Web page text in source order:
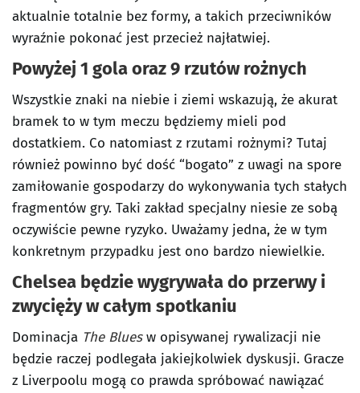
aktualnie totalnie bez formy, a takich przeciwników
wyraźnie pokonać jest przecież najłatwiej.
Powyżej 1 gola oraz 9 rzutów rożnych
Wszystkie znaki na niebie i ziemi wskazują, że akurat
bramek to w tym meczu będziemy mieli pod
dostatkiem. Co natomiast z rzutami rożnymi? Tutaj
również powinno być dość “bogato” z uwagi na spore
zamiłowanie gospodarzy do wykonywania tych stałych
fragmentów gry. Taki zakład specjalny niesie ze sobą
oczywiście pewne ryzyko. Uważamy jedna, że w tym
konkretnym przypadku jest ono bardzo niewielkie.
Chelsea będzie wygrywała do przerwy i
zwycięży w całym spotkaniu
Dominacja The Bluesw opisywanej rywalizacji nie
będzie raczej podlegała jakiejkolwiek dyskusji. Gracze
z Liverpoolu mogą co prawda spróbować nawiązać